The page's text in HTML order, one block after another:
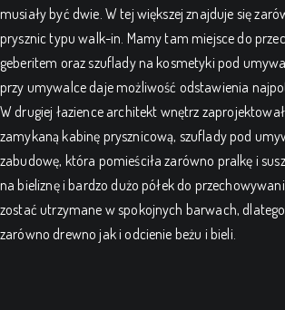
musiały być dwie. W tej większej znajduje się
prysznic typu walk-in. Mamy tam miejsce do
geberitem oraz szuflady na kosmetyki pod
przy umywalce daje możliwość odstawienia
W drugiej łazience architekt wnętrz
zamykaną kabinę prysznicową, szuflady pod
zabudowę, która pomieściła zarówno pralkę i
na bieliznę i bardzo dużo półek do
zostać utrzymane w spokojnych barwach,
zarówno drewno jak i odcienie beżu i bieli.